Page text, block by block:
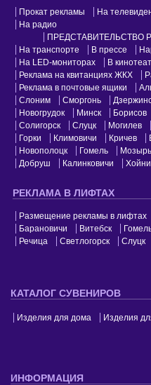
Прокат рекламы
На
На радио
ПРЕДСТАВИТЕЛЬСТВО
На транспорте
В прессе
На LED-мониторах
В
Реклама на квитанциях ЖКХ
Реклама в почтовые ящики
Слоним
Сморгонь
Новогрудок
Минск Борисов
Солигорск
Слуцк Могилев
Горки
Климовичи Кричев
Новополоцк
Гомель Мозырь
Добруш
Калинковичи
РЕКЛАМА В ЛИФТАХ
Размещение рекламы в лифтах
Барановичи
Витебск
Речица
Светлогорск Слуцк
КАТАЛОГ СУВЕНИРОВ
Изделия для дома Изделия
ИНФОРМАЦИЯ